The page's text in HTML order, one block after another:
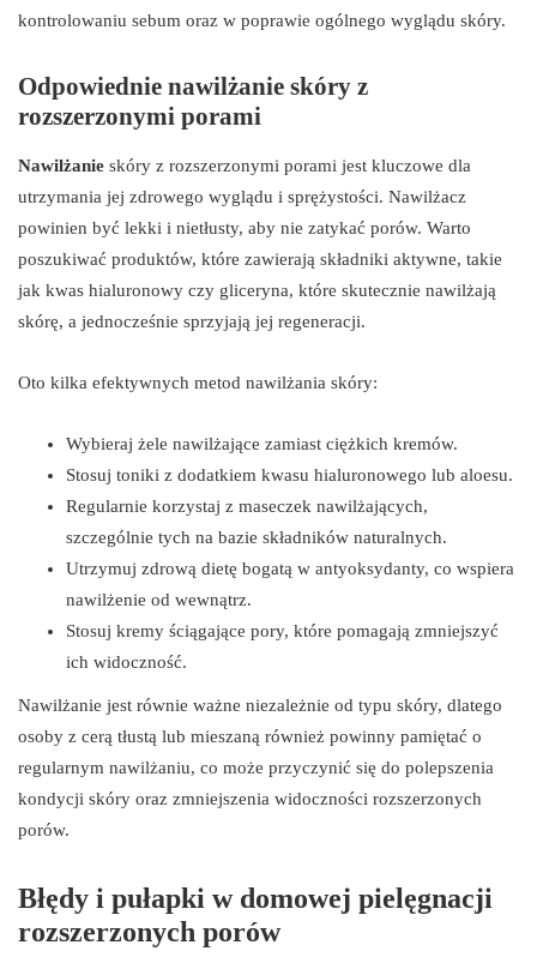
kontrolowaniu sebum oraz w poprawie ogólnego wyglądu skóry.
Odpowiednie nawilżanie skóry z
rozszerzonymi porami
Nawilżanie skóry z rozszerzonymi porami jest kluczowe dla
utrzymania jej zdrowego wyglądu i sprężystości. Nawilżacz
powinien być lekki i nietłusty, aby nie zatykać porów. Warto
poszukiwać produktów, które zawierają składniki aktywne, takie
jak kwas hialuronowy czy gliceryna, które skutecznie nawilżają
skórę, a jednocześnie sprzyjają jej regeneracji.
Oto kilka efektywnych metod nawilżania skóry:
Wybieraj żele nawilżające zamiast ciężkich kremów.
Stosuj toniki z dodatkiem kwasu hialuronowego lub aloesu.
Regularnie korzystaj z maseczek nawilżających,
szczególnie tych na bazie składników naturalnych.
Utrzymuj zdrową dietę bogatą w antyoksydanty, co wspiera
nawilżenie od wewnątrz.
Stosuj kremy ściągające pory, które pomagają zmniejszyć
ich widoczność.
Nawilżanie jest równie ważne niezależnie od typu skóry, dlatego
osoby z cerą tłustą lub mieszaną również powinny pamiętać o
regularnym nawilżaniu, co może przyczynić się do polepszenia
kondycji skóry oraz zmniejszenia widoczności rozszerzonych
porów.
Błędy i pułapki w domowej pielęgnacji
rozszerzonych porów